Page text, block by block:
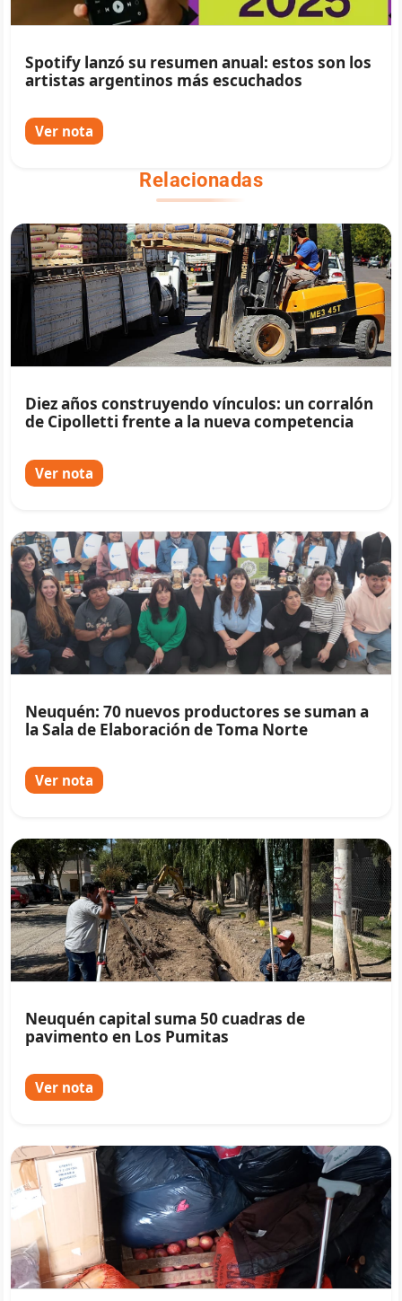
Spotify lanzó su resumen anual: estos son los
artistas argentinos más escuchados
Ver nota
Relacionadas
Diez años construyendo vínculos: un corralón
de Cipolletti frente a la nueva competencia
Ver nota
Neuquén: 70 nuevos productores se suman a
la Sala de Elaboración de Toma Norte
Ver nota
Neuquén capital suma 50 cuadras de
pavimento en Los Pumitas
Ver nota